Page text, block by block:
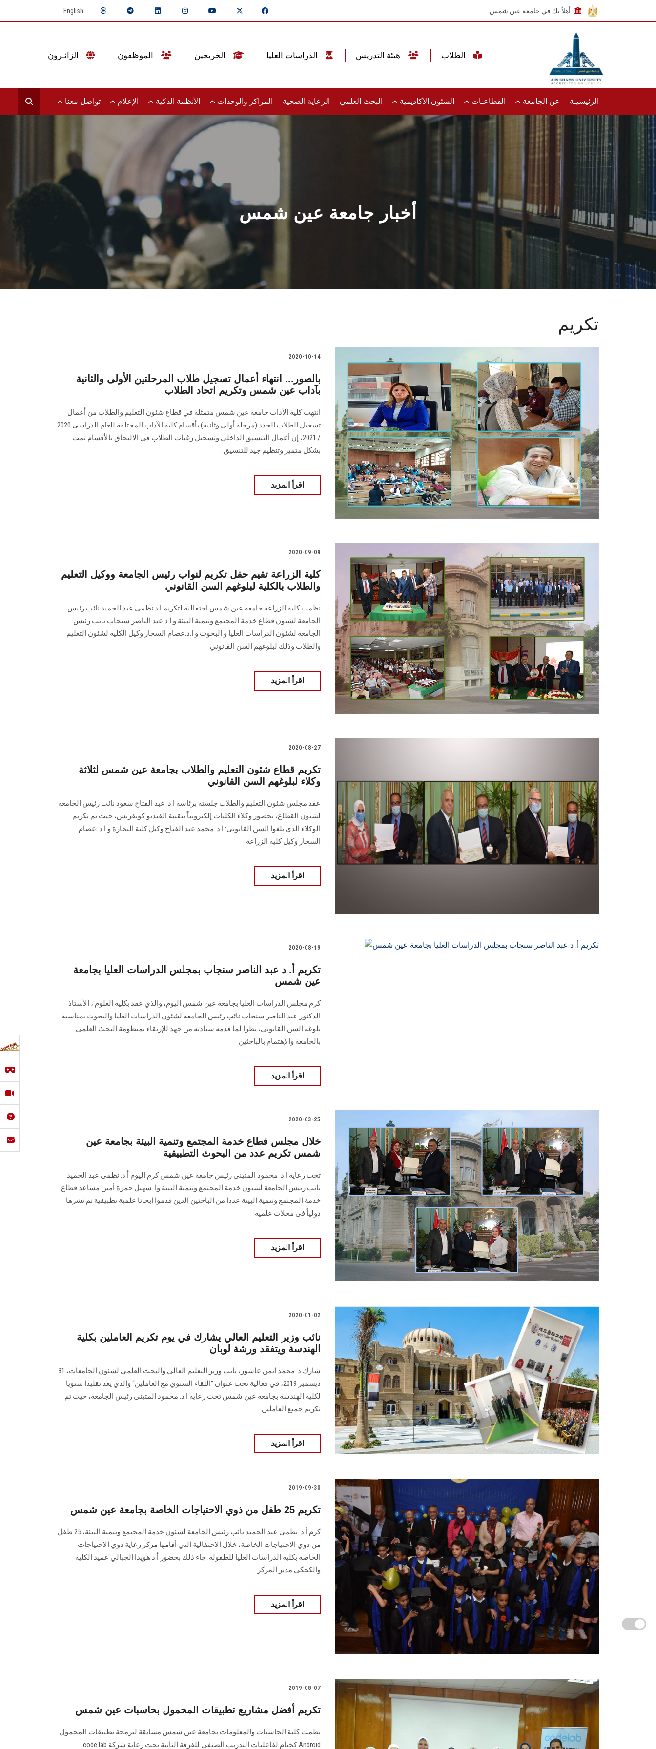
أهلاً بك في جامعة عين شمس English
الرئيسيـة عن الجامعة القطاعـات الشئون الأكاديمية البحث العلمي الرعاية الصحية المراكز والوحدات الأنظمة الذكية الإعلام تواصل معنا
أخبار جامعة عين شمس
تكريم
2020-10-14
بالصور... انتهاء أعمال تسجيل طلاب المرحلتين الأولى والثانية
بآداب عين شمس وتكريم اتحاد الطلاب
انتهت كلية الآداب جامعة عين شمس متمثلة في قطاع شئون التعليم والطلاب من أعمال
تسجيل الطلاب الجدد (مرحلة أولى وثانية) بأقسام كلية الآداب المختلفة للعام الدراسي 2020
/ 2021، إن أعمال التنسيق الداخلي وتسجيل رغبات الطلاب في الالتحاق بالأقسام تمت
بشكل متميز وتنظيم جيد للتنسيق.
اقرأ المزيد
2020-09-09
كلية الزراعة تقيم حفل تكريم لنواب رئيس الجامعة ووكيل التعليم
والطلاب بالكلية لبلوغهم السن القانوني
نظمت كلية الزراعة جامعة عين شمس احتفالية لتكريم ا.د.نظمى عبد الحميد نائب رئيس
الجامعة لشئون قطاع خدمة المجتمع وتنمية البيئة و ا.د.عبد الناصر سنجاب نائب رئيس
الجامعة لشئون الدراسات العليا و البحوث و ا.د.عصام السحار وكيل الكلية لشئون التعليم
والطلاب وذلك لبلوغهم السن القانوني
اقرأ المزيد
2020-08-27
تكريم قطاع شئون التعليم والطلاب بجامعة عين شمس لثلاثة
وكلاء لبلوغهم السن القانوني
عقد مجلس شئون التعليم والطلاب جلسته برئاسة ا.د. عبد الفتاح سعود نائب رئيس الجامعة
لشئون القطاع، بحضور وكلاء الكليات إلكترونياً بتقنية الفيديو كونفرنس، حيث تم تكريم
الوكلاء الذى بلغوا السن القانونى: ا.د. محمد عبد الفتاح وكيل كلية التجارة و ا.د. عصام
السحار وكيل كلية الزراعة
اقرأ المزيد
2020-08-19
تكريم أ. د عبد الناصر سنجاب بمجلس الدراسات العليا بجامعة
عين شمس
كرم مجلس الدراسات العليا بجامعة عين شمس اليوم، والذي عقد بكلية العلوم ، الأستاذ
الدكتور عبد الناصر سنجاب نائب رئيس الجامعة لشئون الدراسات العليا والبحوث بمناسبة
بلوغه السن القانوني، نظرا لما قدمه سيادته من جهد للإرتقاء بمنظومة البحث العلمى
بالجامعة والإهتمام بالباحثين
اقرأ المزيد
2020-03-25
خلال مجلس قطاع خدمة المجتمع وتنمية البيئة بجامعة عين
شمس تكريم عدد من البحوث التطبيقية
تحت رعاية ا.د. محمود المتينى رئيس جامعة عين شمس كرم اليوم أ.د. نظمى عبد الحميد
نائب رئيس الجامعة لشئون خدمة المجتمع وتنمية البيئة وا. سهيل حمزة أمين مساعد قطاع
خدمة المجتمع وتنمية البيئة عددا من الباحثين الذين قدموا ابحاثا علمية تطبيقية تم نشرها
دولياً فى مجلات علمية
اقرأ المزيد
2020-01-02
نائب وزير التعليم العالي يشارك في يوم تكريم العاملين بكلية
الهندسة ويتفقد ورشة لوبان
شارك د. محمد ايمن عاشور، نائب وزير التعليم العالي والبحث العلمي لشئون الجامعات، 31
ديسمبر 2019، في فعالية تحت عنوان ”اللقاء السنوي مع العاملين“ والذي يعد تقليدا سنويا
لكلية الهندسة بجامعة عين شمس تحت رعاية ا.د. محمود المتينى رئيس الجامعة، حيث تم
تكريم جميع العاملين
اقرأ المزيد
2019-09-30
تكريم 25 طفل من ذوي الاحتياجات الخاصة بجامعة عين شمس
كرم أ.د. نظمي عبد الحميد نائب رئيس الجامعة لشئون خدمة المجتمع وتنمية البيئة، 25 طفل
من ذوي الاحتياجات الخاصة، خلال الاحتفالية التي أقامها مركز رعاية ذوي الاحتياجات
الخاصة بكلية الدراسات العليا للطفولة. جاء ذلك بحضور أ.د.هويدا الجبالي عميد الكلية
والكحكي مدير المركز
اقرأ المزيد
2019-08-07
تكريم أفضل مشاريع تطبيقات المحمول بحاسبات عين شمس
نظمت كلية الحاسبات والمعلومات بجامعة عين شمس مسابقة لبرمجة تطبيقات المحمول
Android كختام لفاعليات التدريب الصيفي للفرقة الثانية تحت رعاية شركة code lab